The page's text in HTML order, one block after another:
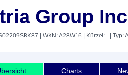
Group
| WKN: A28W16 | Kürzel: - | Typ:
Charts